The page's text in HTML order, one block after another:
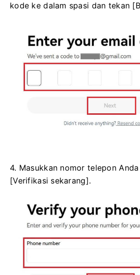
kode ke dalam spasi dan tekan
4. Masukkan nomor telepon
[Verifikasi sekarang].